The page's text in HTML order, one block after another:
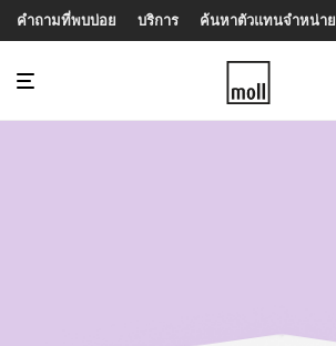
คำถามที่พบบ่อย บริการ ค้นหาตัวแทนจำหน่าย